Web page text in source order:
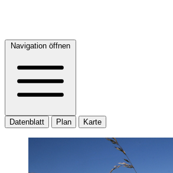
Navigation öffnen
Datenblatt Plan Karte